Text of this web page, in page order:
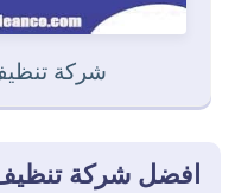
شركة
افضل شركة